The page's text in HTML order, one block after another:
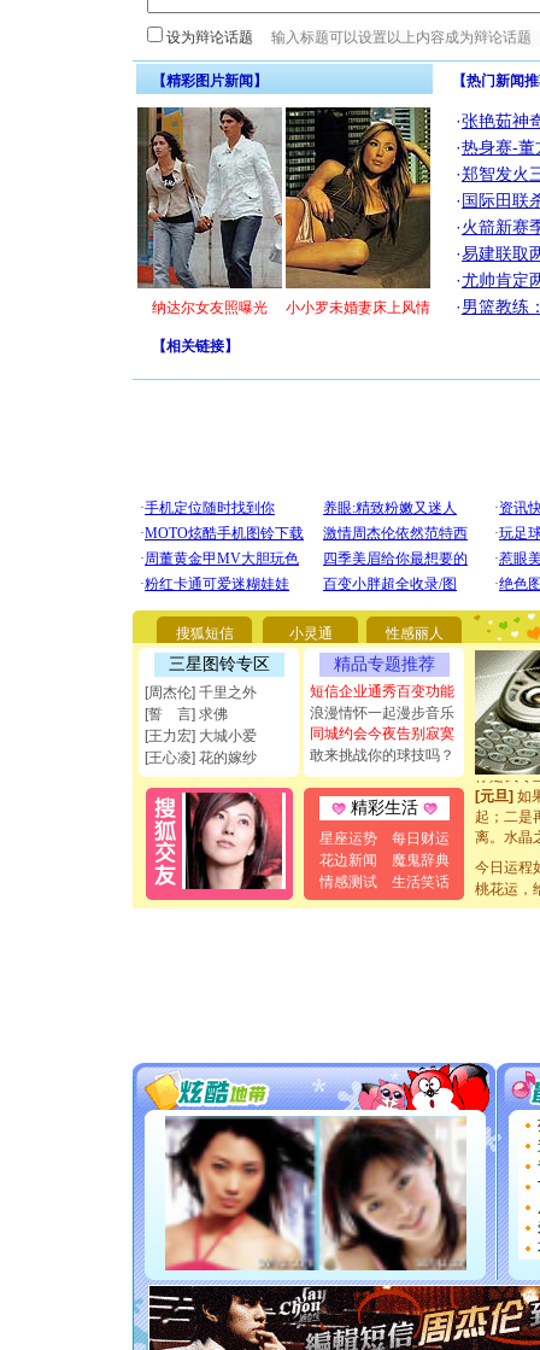
设为辩论话题
【精彩图片新闻】
纳达尔女友照曝光 小小罗未婚妻床上风情
【热门新闻
·张艳茹神
·热身赛-董
·郑智发火
·国际田联
·火箭新赛
·易建联取
·尤帅肯定
·男篮教练
【相关链接】
搜狐短信 小灵通 性感丽人
三星图铃专区
[周杰伦] 千里之外
[誓 言] 求佛
[王力宏] 大城小爱
[王心凌] 花的嫁纱
精品专题推荐
短信企业通秀百变功能
浪漫情怀一起漫步音乐
同城约会今夜告别寂寞
敢来挑战你的球技吗？
精彩生活
星座运势
每日财运
花边新闻
魔鬼辞典
情感测试
生活笑话
[圣诞节]
你太多
[圣诞节]
能正大光
都要快乐
[圣诞节]
如意,快
[元旦]看
断电。爱
你是我专
[元旦]如
起；二是
离。水晶
[元旦] 当
泣，这痛
卖了。水
[春节]风
要平安！
[圣诞节]
能正大光
都要快乐
[圣诞节]
如意,快
[元旦]
断电。
你是我
[元旦] 如
起；二是
离。水晶
[元旦]当
泣，这痛
今日运程
桃花运，